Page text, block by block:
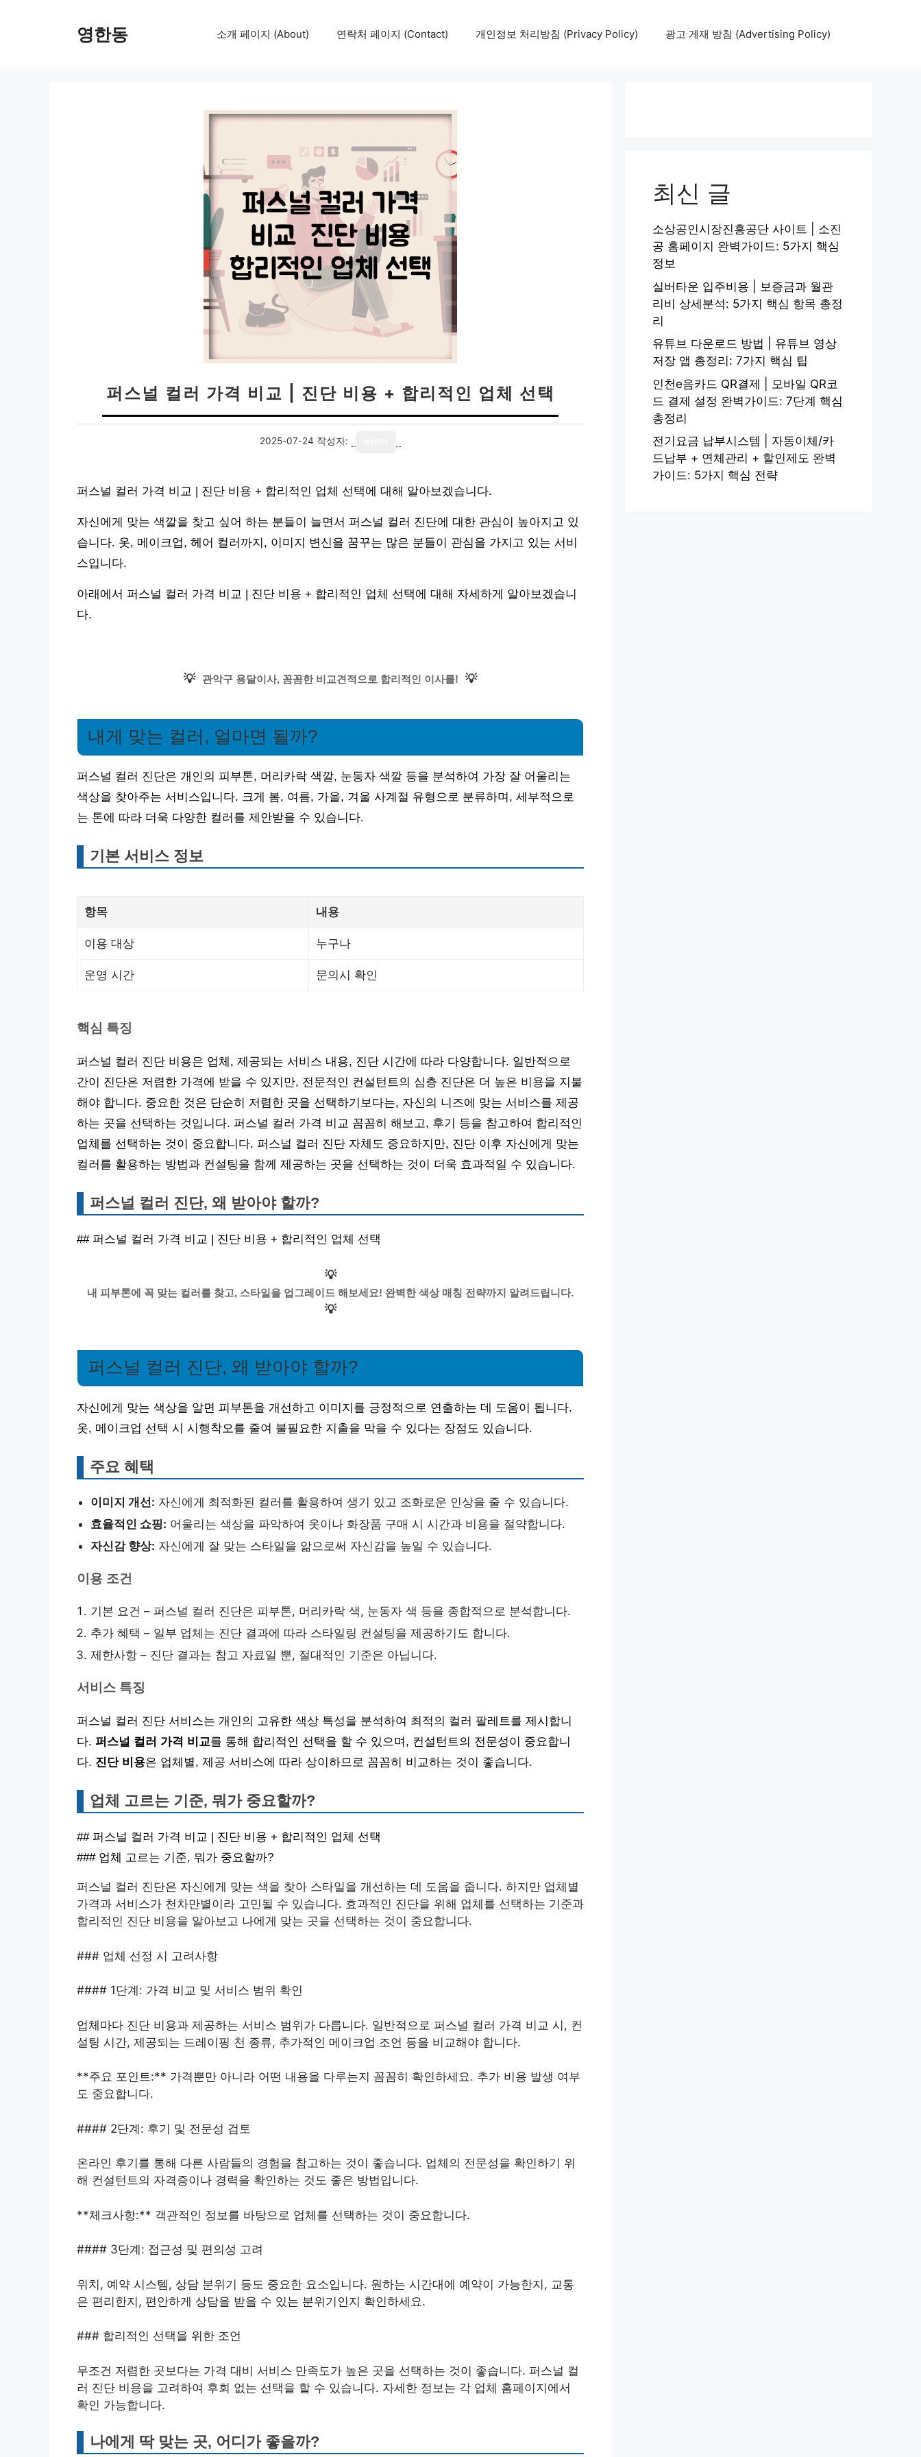
영한동 소개 페이지 (About) 연락처 페이지 (Contact) 개인정보 처리방침 (Privacy Policy) 광고 게재 방침 (Advertising Policy)
퍼스널 컬러 가격 비교 | 진단 비용 + 합리적인 업체 선택
2025-07-24 작성자:
퍼스널 컬러 가격 비교 | 진단 비용 + 합리적인 업체 선택에 대해 알아보겠습니다.
자신에게 맞는 색깔을 찾고 싶어 하는 분들이 늘면서 퍼스널 컬러 진단에 대한 관심이 높아지고 있
습니다. 옷, 메이크업, 헤어 컬러까지, 이미지 변신을 꿈꾸는 많은 분들이 관심을 가지고 있는 서비
스입니다.
아래에서 퍼스널 컬러 가격 비교 | 진단 비용 + 합리적인 업체 선택에 대해 자세하게 알아보겠습니
다.
💡 관악구 용달이사, 꼼꼼한 비교견적으로 합리적인 이사를! 💡
내게 맞는 컬러, 얼마면 될까?
퍼스널 컬러 진단은 개인의 피부톤, 머리카락 색깔, 눈동자 색깔 등을 분석하여 가장 잘 어울리는
색상을 찾아주는 서비스입니다. 크게 봄, 여름, 가을, 겨울 사계절 유형으로 분류하며, 세부적으로
는 톤에 따라 더욱 다양한 컬러를 제안받을 수 있습니다.
기본 서비스 정보
항목 내용
이용 대상 누구나
운영 시간 문의시 확인
핵심 특징
퍼스널 컬러 진단 비용은 업체, 제공되는 서비스 내용, 진단 시간에 따라 다양합니다. 일반적으로
간이 진단은 저렴한 가격에 받을 수 있지만, 전문적인 컨설턴트의 심층 진단은 더 높은 비용을 지불
해야 합니다. 중요한 것은 단순히 저렴한 곳을 선택하기보다는, 자신의 니즈에 맞는 서비스를 제공
하는 곳을 선택하는 것입니다. 퍼스널 컬러 가격 비교 꼼꼼히 해보고, 후기 등을 참고하여 합리적인
업체를 선택하는 것이 중요합니다. 퍼스널 컬러 진단 자체도 중요하지만, 진단 이후 자신에게 맞는
컬러를 활용하는 방법과 컨설팅을 함께 제공하는 곳을 선택하는 것이 더욱 효과적일 수 있습니다.
퍼스널 컬러 진단, 왜 받아야 할까?
## 퍼스널 컬러 가격 비교 | 진단 비용 + 합리적인 업체 선택
💡
내 피부톤에 꼭 맞는 컬러를 찾고, 스타일을 업그레이드 해보세요! 완벽한 색상 매칭 전략까지 알려드립니다.
💡
퍼스널 컬러 진단, 왜 받아야 할까?
자신에게 맞는 색상을 알면 피부톤을 개선하고 이미지를 긍정적으로 연출하는 데 도움이 됩니다.
옷, 메이크업 선택 시 시행착오를 줄여 불필요한 지출을 막을 수 있다는 장점도 있습니다.
주요 혜택
이미지 개선: 자신에게 최적화된 컬러를 활용하여 생기 있고 조화로운 인상을 줄 수 있습니다.
효율적인 쇼핑: 어울리는 색상을 파악하여 옷이나 화장품 구매 시 시간과 비용을 절약합니다.
자신감 향상: 자신에게 잘 맞는 스타일을 앎으로써 자신감을 높일 수 있습니다.
이용 조건
기본 요건 – 퍼스널 컬러 진단은 피부톤, 머리카락 색, 눈동자 색 등을 종합적으로 분석합니다.
추가 혜택 – 일부 업체는 진단 결과에 따라 스타일링 컨설팅을 제공하기도 합니다.
제한사항 – 진단 결과는 참고 자료일 뿐, 절대적인 기준은 아닙니다.
서비스 특징
퍼스널 컬러 진단 서비스는 개인의 고유한 색상 특성을 분석하여 최적의 컬러 팔레트를 제시합니
다. 퍼스널 컬러 가격 비교를 통해 합리적인 선택을 할 수 있으며, 컨설턴트의 전문성이 중요합니
다. 진단 비용은 업체별, 제공 서비스에 따라 상이하므로 꼼꼼히 비교하는 것이 좋습니다.
업체 고르는 기준, 뭐가 중요할까?
## 퍼스널 컬러 가격 비교 | 진단 비용 + 합리적인 업체 선택
### 업체 고르는 기준, 뭐가 중요할까?
퍼스널 컬러 진단은 자신에게 맞는 색을 찾아 스타일을 개선하는 데 도움을 줍니다. 하지만 업체별
가격과 서비스가 천차만별이라 고민될 수 있습니다. 효과적인 진단을 위해 업체를 선택하는 기준과
합리적인 진단 비용을 알아보고 나에게 맞는 곳을 선택하는 것이 중요합니다.
### 업체 선정 시 고려사항
#### 1단계: 가격 비교 및 서비스 범위 확인
업체마다 진단 비용과 제공하는 서비스 범위가 다릅니다. 일반적으로 퍼스널 컬러 가격 비교 시, 컨
설팅 시간, 제공되는 드레이핑 천 종류, 추가적인 메이크업 조언 등을 비교해야 합니다.
**주요 포인트:** 가격뿐만 아니라 어떤 내용을 다루는지 꼼꼼히 확인하세요. 추가 비용 발생 여부
도 중요합니다.
#### 2단계: 후기 및 전문성 검토
온라인 후기를 통해 다른 사람들의 경험을 참고하는 것이 좋습니다. 업체의 전문성을 확인하기 위
해 컨설턴트의 자격증이나 경력을 확인하는 것도 좋은 방법입니다.
**체크사항:** 객관적인 정보를 바탕으로 업체를 선택하는 것이 중요합니다.
#### 3단계: 접근성 및 편의성 고려
위치, 예약 시스템, 상담 분위기 등도 중요한 요소입니다. 원하는 시간대에 예약이 가능한지, 교통
은 편리한지, 편안하게 상담을 받을 수 있는 분위기인지 확인하세요.
### 합리적인 선택을 위한 조언
무조건 저렴한 곳보다는 가격 대비 서비스 만족도가 높은 곳을 선택하는 것이 좋습니다. 퍼스널 컬
러 진단 비용을 고려하여 후회 없는 선택을 할 수 있습니다. 자세한 정보는 각 업체 홈페이지에서
확인 가능합니다.
나에게 딱 맞는 곳, 어디가 좋을까?
최신 글
소상공인시장진흥공단 사이트 | 소진
공 홈페이지 완벽가이드: 5가지 핵심
정보
실버타운 입주비용 | 보증금과 월관
리비 상세분석: 5가지 핵심 항목 총정
리
유튜브 다운로드 방법 | 유튜브 영상
저장 앱 총정리: 7가지 핵심 팁
인천e음카드 QR결제 | 모바일 QR코
드 결제 설정 완벽가이드: 7단계 핵심
총정리
전기요금 납부시스템 | 자동이체/카
드납부 + 연체관리 + 할인제도 완벽
가이드: 5가지 핵심 전략